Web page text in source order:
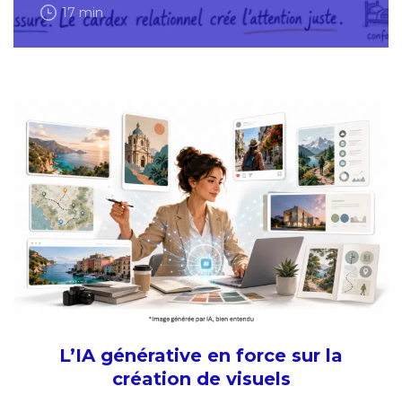
17 min
L’IA générative en force sur la
création de visuels